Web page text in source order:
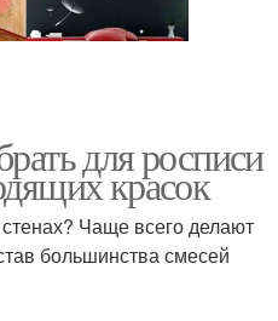
для росписи
красок
Чаще всего делают
большинства смесей